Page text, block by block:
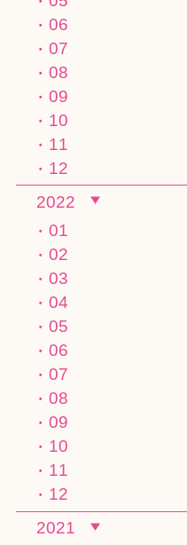
06
07
08
09
10
11
12
2022
01
02
03
04
05
06
07
08
09
10
11
12
2021